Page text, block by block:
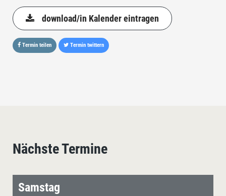
download/in Kalender eintragen
Termin teilen Termin twittern
Nächste Termine
Samstag